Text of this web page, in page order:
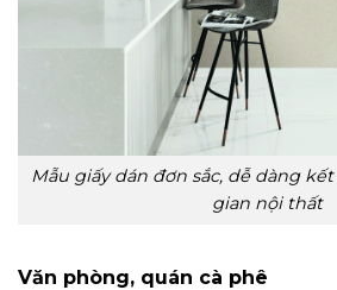
Mẫu giấy dán đơn sắc, dễ dàng
gian nội thất
Văn phòng, quán cà phê